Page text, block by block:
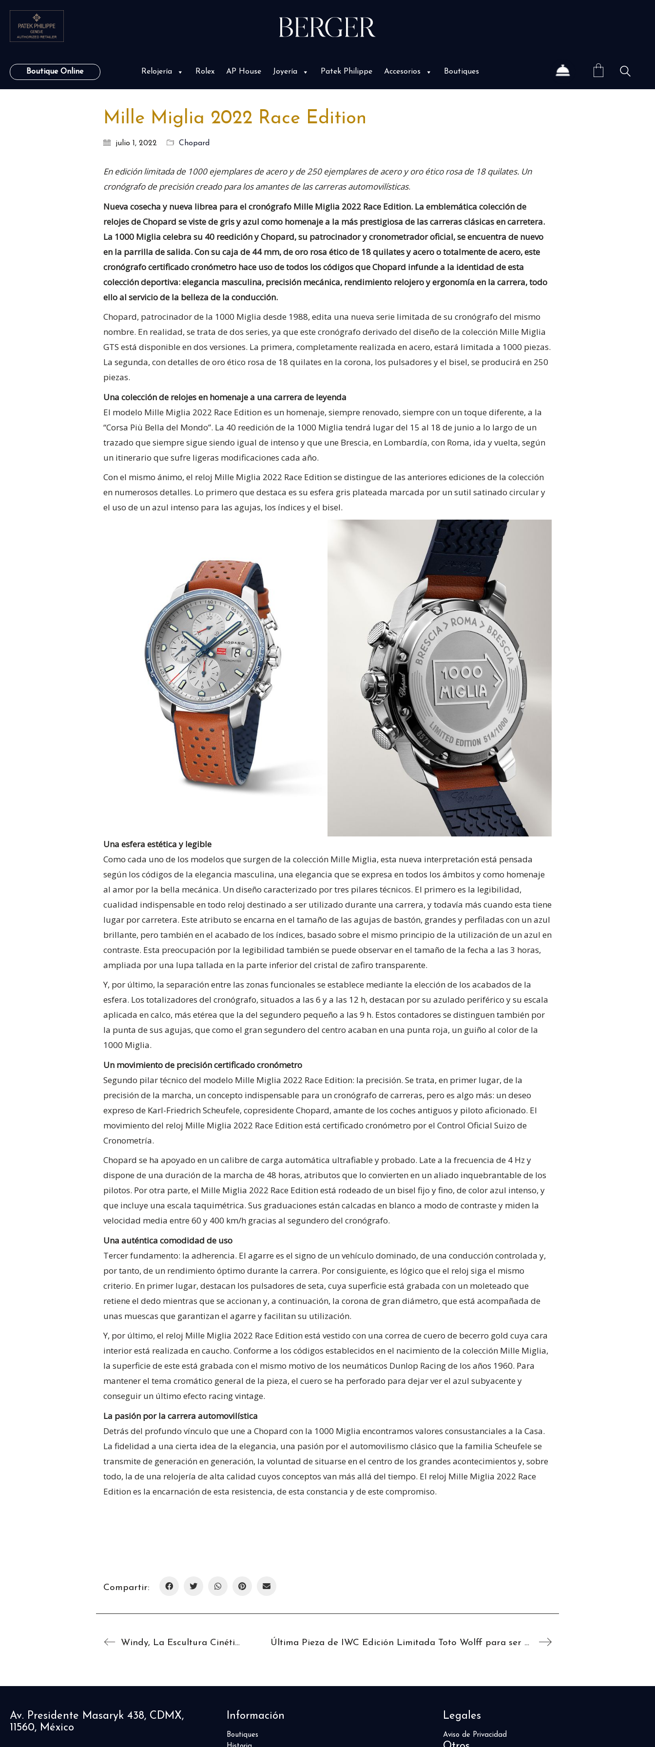
Boutique Online Relojería Rolex AP House Joyería Patek Philippe Accesorios Boutiques
Mille Miglia 2022 Race Edition
julio 1, 2022 Chopard
En edición limitada de 1000 ejemplares de acero y de 250 ejemplares de acero y oro ético rosa de 18 quilates. Un
cronógrafo de precisión creado para los amantes de las carreras automovilísticas.
Nueva cosecha y nueva librea para el cronógrafo Mille Miglia 2022 Race Edition. La emblemática colección de
relojes de Chopard se viste de gris y azul como homenaje a la más prestigiosa de las carreras clásicas en carretera.
La 1000 Miglia celebra su 40 reedición y Chopard, su patrocinador y cronometrador oficial, se encuentra de nuevo
en la parrilla de salida. Con su caja de 44 mm, de oro rosa ético de 18 quilates y acero o totalmente de acero, este
cronógrafo certificado cronómetro hace uso de todos los códigos que Chopard infunde a la identidad de esta
colección deportiva: elegancia masculina, precisión mecánica, rendimiento relojero y ergonomía en la carrera, todo
ello al servicio de la belleza de la conducción.
Chopard, patrocinador de la 1000 Miglia desde 1988, edita una nueva serie limitada de su cronógrafo del mismo
nombre. En realidad, se trata de dos series, ya que este cronógrafo derivado del diseño de la colección Mille Miglia
GTS está disponible en dos versiones. La primera, completamente realizada en acero, estará limitada a 1000 piezas.
La segunda, con detalles de oro ético rosa de 18 quilates en la corona, los pulsadores y el bisel, se producirá en 250
piezas.
Una colección de relojes en homenaje a una carrera de leyenda
El modelo Mille Miglia 2022 Race Edition es un homenaje, siempre renovado, siempre con un toque diferente, a la
“Corsa Più Bella del Mondo”. La 40 reedición de la 1000 Miglia tendrá lugar del 15 al 18 de junio a lo largo de un
trazado que siempre sigue siendo igual de intenso y que une Brescia, en Lombardía, con Roma, ida y vuelta, según
un itinerario que sufre ligeras modificaciones cada año.
Con el mismo ánimo, el reloj Mille Miglia 2022 Race Edition se distingue de las anteriores ediciones de la colección
en numerosos detalles. Lo primero que destaca es su esfera gris plateada marcada por un sutil satinado circular y
el uso de un azul intenso para las agujas, los índices y el bisel.
Una esfera estética y legible
Como cada uno de los modelos que surgen de la colección Mille Miglia, esta nueva interpretación está pensada
según los códigos de la elegancia masculina, una elegancia que se expresa en todos los ámbitos y como homenaje
al amor por la bella mecánica. Un diseño caracterizado por tres pilares técnicos. El primero es la legibilidad,
cualidad indispensable en todo reloj destinado a ser utilizado durante una carrera, y todavía más cuando esta tiene
lugar por carretera. Este atributo se encarna en el tamaño de las agujas de bastón, grandes y perfiladas con un azul
brillante, pero también en el acabado de los índices, basado sobre el mismo principio de la utilización de un azul en
contraste. Esta preocupación por la legibilidad también se puede observar en el tamaño de la fecha a las 3 horas,
ampliada por una lupa tallada en la parte inferior del cristal de zafiro transparente.
Y, por último, la separación entre las zonas funcionales se establece mediante la elección de los acabados de la
esfera. Los totalizadores del cronógrafo, situados a las 6 y a las 12 h, destacan por su azulado periférico y su escala
aplicada en calco, más etérea que la del segundero pequeño a las 9 h. Estos contadores se distinguen también por
la punta de sus agujas, que como el gran segundero del centro acaban en una punta roja, un guiño al color de la
1000 Miglia.
Un movimiento de precisión certificado cronómetro
Segundo pilar técnico del modelo Mille Miglia 2022 Race Edition: la precisión. Se trata, en primer lugar, de la
precisión de la marcha, un concepto indispensable para un cronógrafo de carreras, pero es algo más: un deseo
expreso de Karl-Friedrich Scheufele, copresidente Chopard, amante de los coches antiguos y piloto aficionado. El
movimiento del reloj Mille Miglia 2022 Race Edition está certificado cronómetro por el Control Oficial Suizo de
Cronometría.
Chopard se ha apoyado en un calibre de carga automática ultrafiable y probado. Late a la frecuencia de 4 Hz y
dispone de una duración de la marcha de 48 horas, atributos que lo convierten en un aliado inquebrantable de los
pilotos. Por otra parte, el Mille Miglia 2022 Race Edition está rodeado de un bisel fijo y fino, de color azul intenso, y
que incluye una escala taquimétrica. Sus graduaciones están calcadas en blanco a modo de contraste y miden la
velocidad media entre 60 y 400 km/h gracias al segundero del cronógrafo.
Una auténtica comodidad de uso
Tercer fundamento: la adherencia. El agarre es el signo de un vehículo dominado, de una conducción controlada y,
por tanto, de un rendimiento óptimo durante la carrera. Por consiguiente, es lógico que el reloj siga el mismo
criterio. En primer lugar, destacan los pulsadores de seta, cuya superficie está grabada con un moleteado que
retiene el dedo mientras que se accionan y, a continuación, la corona de gran diámetro, que está acompañada de
unas muescas que garantizan el agarre y facilitan su utilización.
Y, por último, el reloj Mille Miglia 2022 Race Edition está vestido con una correa de cuero de becerro gold cuya cara
interior está realizada en caucho. Conforme a los códigos establecidos en el nacimiento de la colección Mille Miglia,
la superficie de este está grabada con el mismo motivo de los neumáticos Dunlop Racing de los años 1960. Para
mantener el tema cromático general de la pieza, el cuero se ha perforado para dejar ver el azul subyacente y
conseguir un último efecto racing vintage.
La pasión por la carrera automovilística
Detrás del profundo vínculo que une a Chopard con la 1000 Miglia encontramos valores consustanciales a la Casa.
La fidelidad a una cierta idea de la elegancia, una pasión por el automovilismo clásico que la familia Scheufele se
transmite de generación en generación, la voluntad de situarse en el centro de los grandes acontecimientos y, sobre
todo, la de una relojería de alta calidad cuyos conceptos van más allá del tiempo. El reloj Mille Miglia 2022 Race
Edition es la encarnación de esta resistencia, de esta constancia y de este compromiso.
Compartir:
Windy, La Escultura Cinética de Meriem Bennani Última Pieza de IWC Edición Limitada Toto Wolff para ser Subastada por “Iniciativa Caritativa Ignite”
Av. Presidente Masaryk 438, CDMX,
11560, México
Información
Boutiques
Legales
Aviso de Privacidad